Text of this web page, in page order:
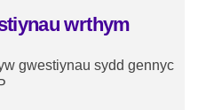
wrthym
gwestiynau sydd gennyc